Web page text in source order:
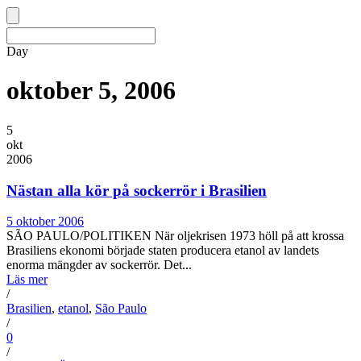
Day
oktober 5, 2006
5
okt
2006
Nästan alla kör på sockerrör i Brasilien
5 oktober 2006
SÃO PAULO/POLITIKEN När oljekrisen 1973 höll på att krossa
Brasiliens ekonomi började staten producera etanol av landets
enorma mängder av sockerrör. Det...
Läs mer
/
Brasilien, etanol, São Paulo
/
0
/